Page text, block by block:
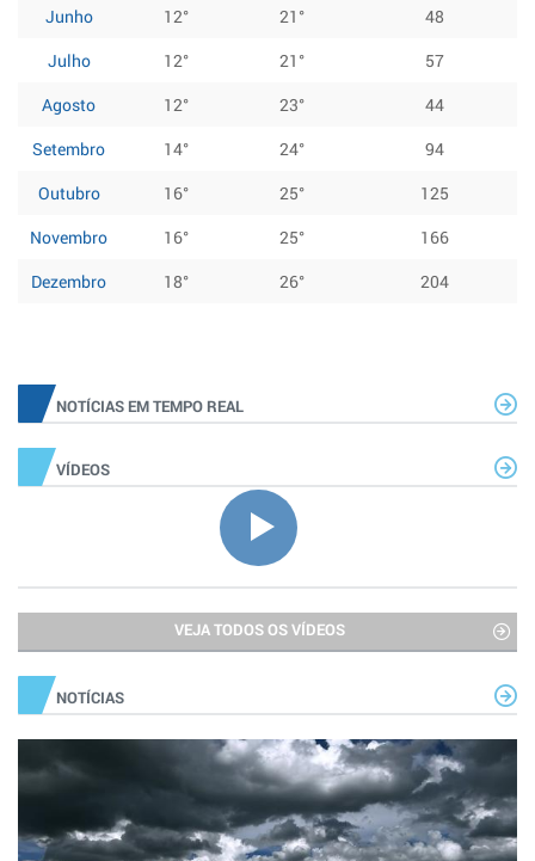
Junho
12° 21°
48
Julho
12° 21°
57
Agosto
12° 23°
44
Setembro
14° 24°
94
Outubro
16° 25°
125
Novembro
16° 25°
166
Dezembro
18° 26° 204
NOTÍCIAS EM TEMPO REAL
VÍDEOS
VEJA TODOS OS VÍDEOS
NOTÍCIAS